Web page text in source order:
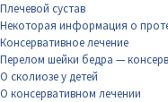
Плечевой сустав
Некоторая информация о
Консервативное лечение
Перелом шейки бедра —
О сколиозе у детей
О консервативном лечении